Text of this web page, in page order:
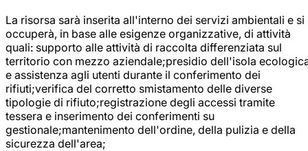
La risorsa sarà inserita all'interno dei servizi ambientali e si
occuperà, in base alle esigenze organizzative, di attività
quali: supporto alle attività di raccolta differenziata sul
territorio con mezzo aziendale;presidio dell'isola
e assistenza agli utenti durante il conferimento dei
rifiuti;verifica del corretto smistamento delle diverse
tipologie di rifiuto;registrazione degli accessi tramite
tessera e inserimento dei conferimenti su
gestionale;mantenimento dell'ordine, della pulizia e della
sicurezza dell'area;